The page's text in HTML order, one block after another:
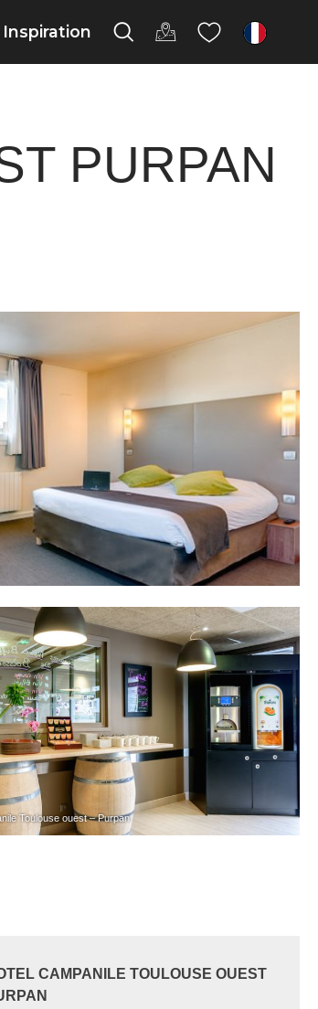
Inspiration fr
PURPAN
Toulouse ouest – Purpan
CAMPANILE TOULOUSE OUEST